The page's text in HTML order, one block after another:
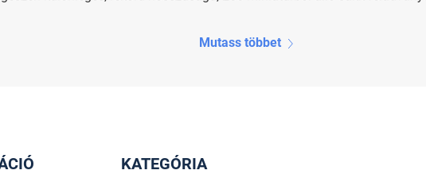
Mutass többet
KATEGÓRIA